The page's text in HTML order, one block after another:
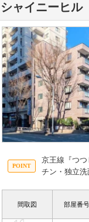
シャイニーヒル
京王線『つ
チン・独立
間取図 部屋番号